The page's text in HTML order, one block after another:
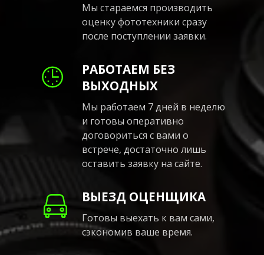
Мы стараемся производить
оценку фототехники сразу
после поступлении заявки.
РАБОТАЕМ БЕЗ
ВЫХОДНЫХ
Мы работаем 7 дней в неделю
и готовы оперативно
договориться с вами о
встрече, достаточно лишь
оставить заявку на сайте.
ВЫЕЗД ОЦЕНЩИКА
Готовы выехать к вам сами,
сэкономив ваше время.